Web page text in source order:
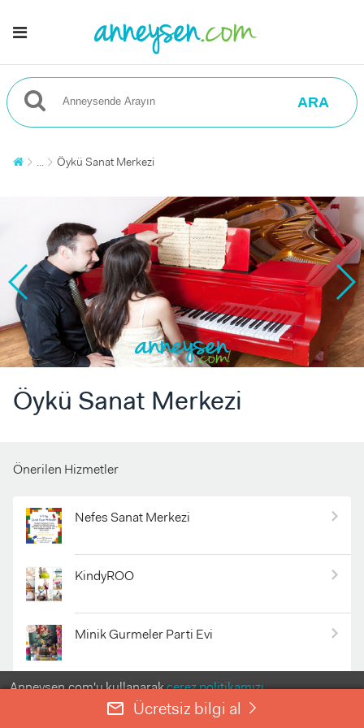
ARA
... Öykü Sanat Merkezi
Öykü Sanat Merkezi
Önerilen Hizmetler
Nefes Sanat Merkezi
KindyROO
Minik Gurmeler Parti Evi
Özel Derin Çocuk Özel Eğitim ve Rehabilitasyon Merkezi
Anneysen.com'u kullanarakçerez politikamızı
kabul etmiş olursunuz.
mail_outline Ücretsiz bilgi al right